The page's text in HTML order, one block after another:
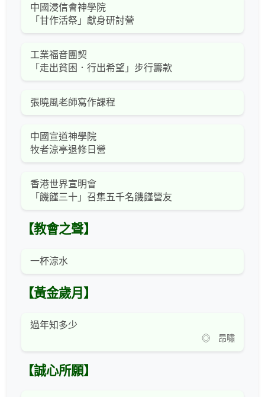
中國浸信會神學院
「甘作活祭」獻身研討營
工業福音團契
「走出貧困．行出希望」步行籌款
張曉風老師寫作課程
中國宣道神學院
牧者涼亭退修日營
香港世界宣明會
「饑饉三十」召集五千名饑饉營友
【教會之聲】
一杯涼水
【黃金歲月】
過年知多少
◎ 昂嘯
【誠心所願】